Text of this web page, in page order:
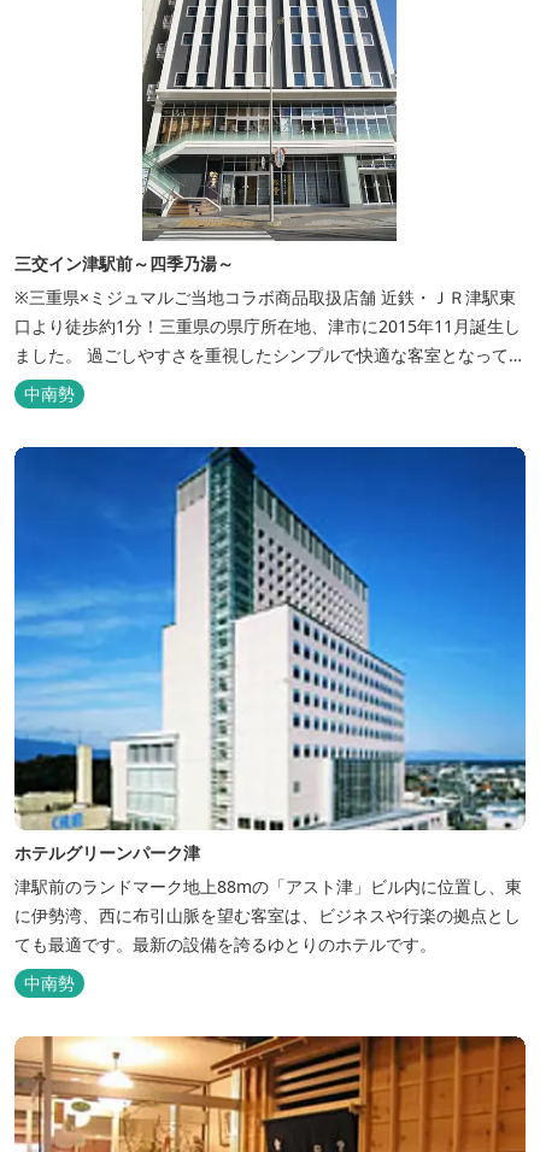
三交イン津駅前～四季乃湯～
※三重県×ミジュマルご当地コラボ商品取扱店舗 近鉄・ＪＲ津駅東
口より徒歩約1分！三重県の県庁所在地、津市に2015年11月誕生し
ました。 過ごしやすさを重視したシンプルで快適な客室となってお
り、ベッドはワイドなサイズで、羽毛布団をご用意。女性にやさし
いアメニティグッズを取り揃えており、連泊の方用にコインランド
リーもあります。 ご宿泊者専用の人工温泉大浴場「四季乃湯」で
中南勢
ホテルグリーンパーク津
津駅前のランドマーク地上88mの「アスト津」ビル内に位置し、東
に伊勢湾、西に布引山脈を望む客室は、ビジネスや行楽の拠点とし
ても最適です。最新の設備を誇るゆとりのホテルです。
中南勢